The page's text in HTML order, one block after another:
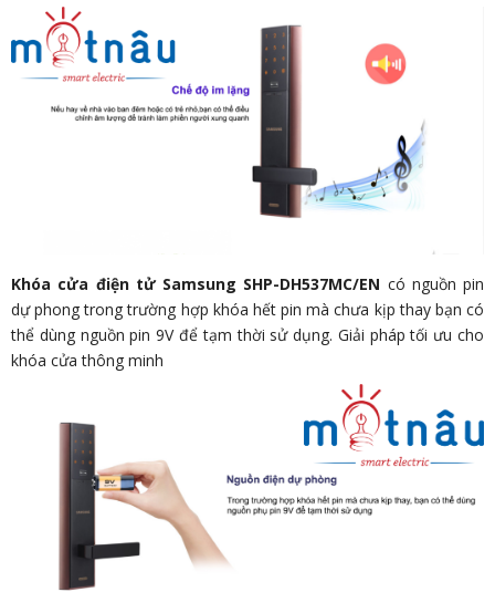
Khóa cửa điện tử Samsung SHP-DH537MC/EN có nguồn pin
dự phong trong trường hợp khóa hết pin mà chưa kịp thay bạn có
thể dùng nguồn pin 9V để tạm thời sử dụng. Giải pháp tối ưu cho
khóa cửa thông minh